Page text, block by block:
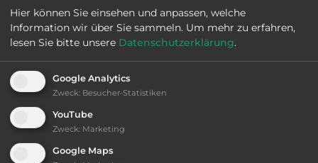
Öffnungszeiten: Ganzjährig geöffnet
Ausstattung
Hier können Sie einsehen und anpassen, welche
Information wir über Sie sammeln. Um mehr zu erfahren,
lesen Sie bitte unsere Datenschutzerklärung.
Google Analytics
Zweck: Besucher-Statistiken
YouTube
Zweck: Marketing
Google Maps